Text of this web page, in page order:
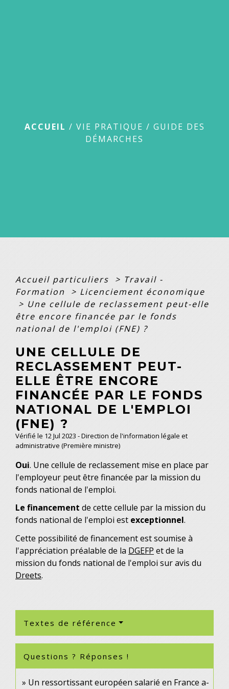
ACCUEIL / VIE PRATIQUE / GUIDE DES
DÉMARCHES
Accueil particuliers > Travail -
Formation
> Licenciement économique
> Une cellule de reclassement peut-elle
être encore financée par le fonds
national de l'emploi (FNE) ?
UNE CELLULE DE
RECLASSEMENT PEUT-
ELLE ÊTRE ENCORE
FINANCÉE PAR LE FONDS
NATIONAL DE L'EMPLOI
(FNE) ?
Vérifié le 12 Jul 2023 - Direction de l'information légale et
administrative (Première ministre)
Oui. Une cellule de reclassement mise en place par
l'employeur peut être financée par la mission du
fonds national de l'emploi.
Le financement de cette cellule par la mission du
fonds national de l'emploi est exceptionnel.
Cette possibilité de financement est soumise à
l'appréciation préalable de la DGEFP et de la
mission du fonds national de l'emploi sur avis du
Dreets.
Textes de référence
Questions ? Réponses !
Un ressortissant européen salarié en France a-